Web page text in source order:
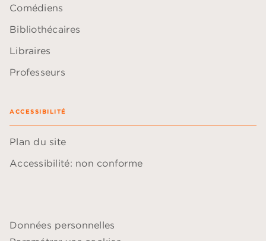
Comédiens
Bibliothécaires
Libraires
Professeurs
ACCESSIBILITÉ
Plan du site
Accessibilité: non conforme
Données personnelles